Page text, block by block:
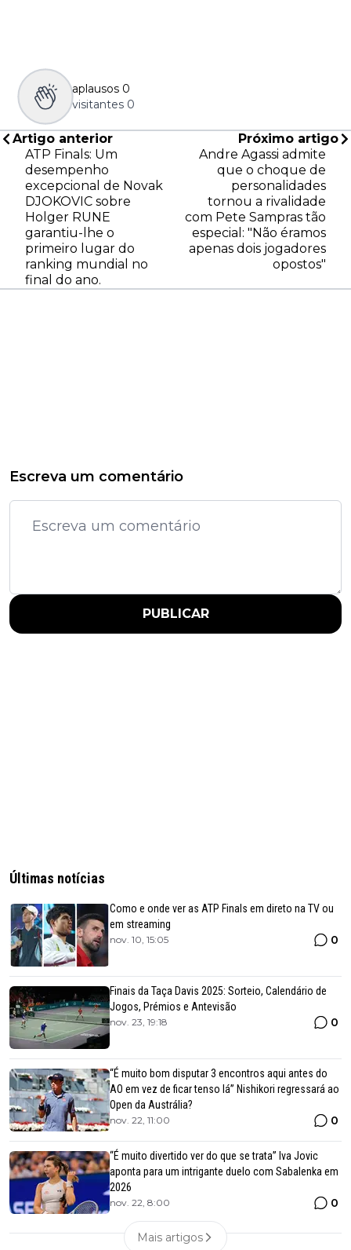
aplausos 0
visitantes 0
Artigo anterior
ATP Finals: Um
desempenho
excepcional de Novak
DJOKOVIC sobre
Holger RUNE
garantiu-lhe o
primeiro lugar do
ranking mundial no
final do ano.
Próximo artigo
Andre Agassi admite
que o choque de
personalidades
tornou a rivalidade
com Pete Sampras tão
especial: "Não éramos
apenas dois jogadores
opostos"
Escreva um comentário
PUBLICAR
Últimas notícias
Como e onde ver as ATP Finals em direto na TV ou
em streaming
nov. 10, 15:05 0
Finais da Taça Davis 2025: Sorteio, Calendário de
Jogos, Prémios e Antevisão
nov. 23, 19:18 0
“É muito bom disputar 3 encontros aqui antes do
AO em vez de ficar tenso lá” Nishikori regressará ao
Open da Austrália?
nov. 22, 11:00 0
“É muito divertido ver do que se trata” Iva Jovic
aponta para um intrigante duelo com Sabalenka em
2026
nov. 22, 8:00 0
Mais artigos